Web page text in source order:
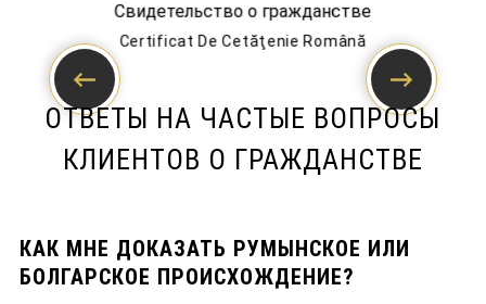
Свидетельство о гражданстве
Certificat De Cetăţenie Română
ОТВЕТЫ НА ЧАСТЫЕ ВОПРОСЫ
КЛИЕНТОВ О ГРАЖДАНСТВЕ
КАК МНЕ ДОКАЗАТЬ РУМЫНСКОЕ ИЛИ
БОЛГАРСКОЕ ПРОИСХОЖДЕНИЕ?